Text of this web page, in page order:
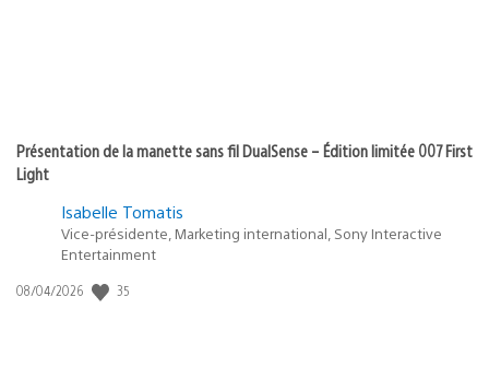
Présentation de la manette sans fil DualSense – Édition limitée 007 First
Light
Isabelle Tomatis
Vice-présidente, Marketing international, Sony Interactive
Entertainment
Date
08/04/2026 35